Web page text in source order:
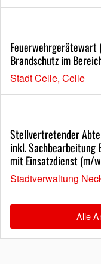
Brandschutz im
Stadt Celle, Celle
Stellvertretender
inkl. Sachbearbeitung
mit Einsatzdienst (m/
Stadtverwaltung
Alle